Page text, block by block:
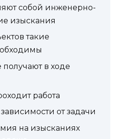
собой инженерно-
изыскания
такие
в ходе
работа
от задачи
на изысканиях